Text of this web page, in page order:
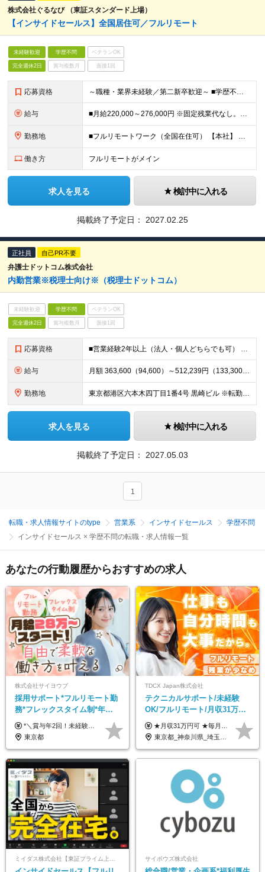
株式会社ぐるなび （東証スタンダード上場）
【インサイドセールス】全国居住可／フルリモート
未経験歓迎 学歴不問 ベテランOK
完全週休2日 賞与複数月 面接1回
応募資格 ～職種・業界未経験／第二新卒歓迎～ ■学歴不問 ■社会人経験1年以上 顧客折衝経験があり、KPIや売上目標など、定量的な目標に対して自らアクションを考え、 やり抜いた経験をおもちの方を求めています。
給与 ■月給220,000～276,000円 ※固定残業代なし。残業代は別途支給します ※リモートワーク手当月5,000円支給あり ※当社給与規定により、経験・スキル等を考慮した上で決定します ■昇給年2
勤務地 ■フルリモートワーク（全国在住可） 【本社】 東京都千代田区有楽町1-1-2 日比谷三井タワー11階
働き方 フルリモートがメイン
求人を見る 検討中に入れる
掲載終了予定日： 2027.02.25
正社員 自己PR不要
弁護士ドットコム株式会社
内勤営業※税理士向け※（税理士ドットコム）
未経験歓迎 学歴不問 ベテランOK
完全週休2日 賞与複数月 面接1回
応募資格 ■営業経験2年以上（法人・個人どちらでも可） ※税務・会計の知識は問いません ▼こんな方にピッタリです▼ ◎お客様のニーズを起点に、最適な解決策を提案・ご成約に繋げる営業スタイルにチャレンジしたい
給与 月額 363,600（94,600）～512,239円（133,300円） ・基本給（ライフプラン給基準額（※①）を含む）：月額から（ ）内の固定残業手当（※②）を除いた額 ・月45時間を超える時間外
勤務地 東京都港区六本木四丁目1番4号 黒崎ビル ※転勤はありません
求人を見る 検討中に入れる
掲載終了予定日： 2027.05.03
1
転職・求人情報サイトのtype 営業系 インサイドセールス
学歴不問
インサイドセールス × 学歴不問の転職・求人情報一覧
あなたの行動履歴からおすすめの求人
株式会社サイヨウブ
採用サポート*フルリモート勤
務*フレックスタイム制*年休
120日*土日祝休み*残業ほぼな
し*育児中社員8割以上
*＼賞与年2回！未経験から月給28万円スタート／* ◆月給28万～40万円＋賞与年2回＋各種インセンティブ ※経験・スキルを考慮の上、決定します ※試用期間6ヶ月間あり（期間中は月給26万円～になります。その他待遇等に差異はありません） ※月給には月35時間分の固定残業代含む（月5万4800円/超過分別途支給） ※ほとんどのメンバーが残業ゼロです！フレックスタイム制のため、自分の生活に合わせて調整できます。 ＼希望性で土曜日出勤あり／ お客様より「土曜日に応募者の対応をしてほしい」という ご要望を受けた際に、応募者対応⇒求職者との メッセージのやり取りなど、対応が発生する場合があります。 ※土曜日に出勤いただく場合は ・2時間稼働：4500円 ・4時間稼働：9000円 の給与が発生。勤務時間が4時間超えることは原則ありません。 短期間で高い給与をGETできるチャンスです♪
東京都
TDCX Japan株式会社
テクニカルサポート/未経験
OK/フルリモート/月収31万円
可/月最大3万のインセンティ
ブ支給/平均年齢33歳
★月収31万円可 ★毎月「最大3万円」のインセンティブあり 月給266,228円～＋スキル手当（15,000円）＋インセンティブ（月最大3万円） ※月給例（月額最大額）：281,228 円＋残業代発生分 インセンティブを最大まで取得できた場合は、月額最大額：311,228円＋残業代発生分 となります ※経験・スキルなどを考慮し決定します ※残業代は1分単位で支給 ※試用期間3ヵ月あり（契約社員期間も給与・待遇に変更なし） ※インセンティブは効率性、顧客満足、勤怠状況等の結果により毎月金額が決定されます。 ＼”頑張り”はインセンティブで還元！／ 入社3ヶ月目から、目標数字やKPI、勤怠状況、お客様アンケートなどをもとに評価をスタート。 最短4ヶ月目にはインセンティブの支給も可能です！
東京都_神奈川県_埼玉県_千葉県_大阪府_愛知県_北海道_青森県_岩手県_宮城県_秋田県_山形県_福島県_茨城県_栃木県_群馬県_新潟県_山梨県_長野県_富山県_石川県_福井県_静岡県_岐阜県_三重県_兵庫県_京都府_滋賀県_奈良県_和歌山県_広島県_岡山県_鳥取県_島根県_山口県_徳島県_香川県_愛媛県_高知県_福岡県_熊本県_佐賀県_長崎県_大分県_宮崎県_鹿児島県_沖縄県
サイボウズ株式会社